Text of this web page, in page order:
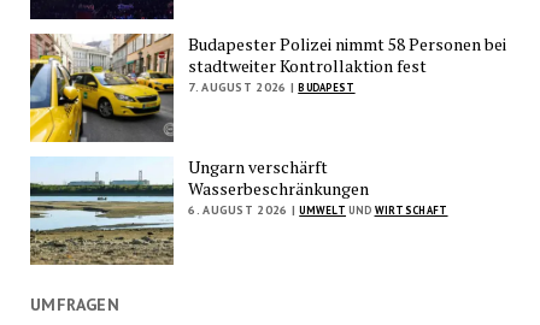
Budapester Polizei nimmt 58 Personen bei
stadtweiter Kontrollaktion fest
7. AUGUST 2026 | BUDAPEST
Ungarn verschärft
Wasserbeschränkungen
6. AUGUST 2026 | UMWELT UND WIRTSCHAFT
UMFRAGEN